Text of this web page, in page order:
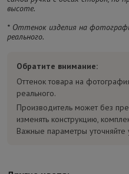
высоте.
* Оттенок изделия на
реального.
Обратите внимание:
Оттенок товара на
реального.
Производитель может без
изменять конструкцию,
Важные параметры уточняйте